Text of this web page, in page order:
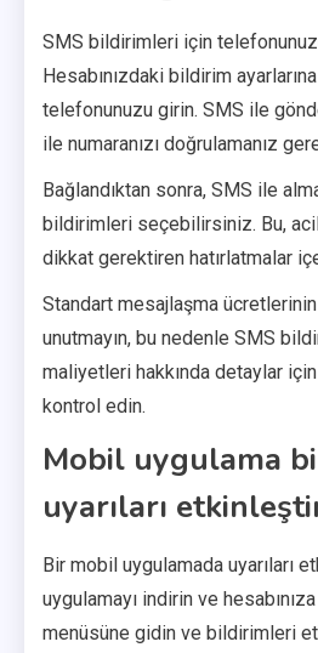
SMS bildirimleri için
Hesabınızdaki bildirim
telefonunuzu girin. SMS ile
ile numaranızı doğrulamanız
Bağlandıktan sonra, SMS ile
bildirimleri seçebilirsiniz. Bu,
dikkat gerektiren hatırlatmalar
Standart mesajlaşma
unutmayın, bu nedenle SMS
maliyetleri hakkında detaylar
kontrol edin.
Mobil uygulama
uyarıları
Bir mobil uygulamada uyarıları
uygulamayı indirin ve
menüsüne gidin ve bildirimleri